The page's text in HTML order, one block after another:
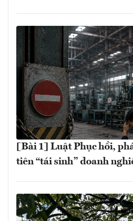
[Bài 1] Luật Phục hồi,
tiên “tái sinh” doanh